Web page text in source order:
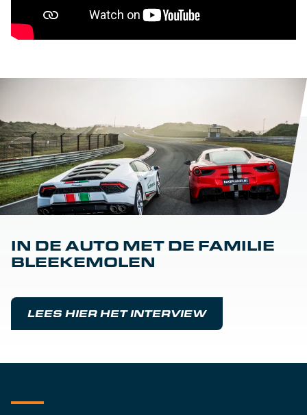
IN DE AUTO MET DE FAMILIE
BLEEKEMOLEN
LEES HIER HET INTERVIEW